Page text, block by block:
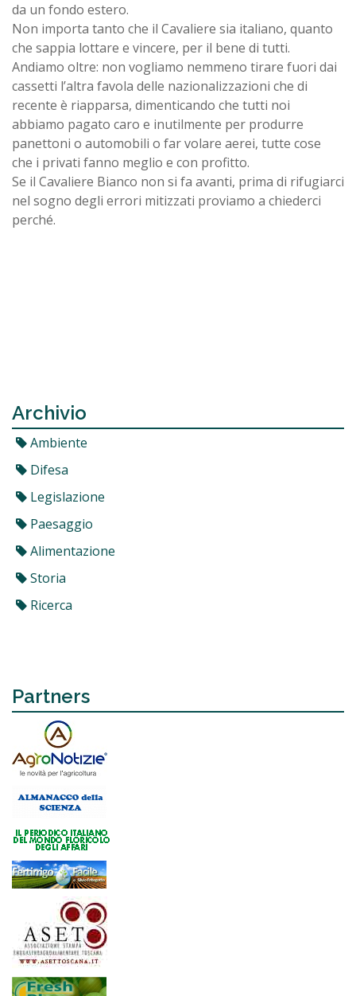
da un fondo estero.
Non importa tanto che il Cavaliere sia italiano, quanto
che sappia lottare e vincere, per il bene di tutti.
Andiamo oltre: non vogliamo nemmeno tirare fuori dai
cassetti l’altra favola delle nazionalizzazioni che di
recente è riapparsa, dimenticando che tutti noi
abbiamo pagato caro e inutilmente per produrre
panettoni o automobili o far volare aerei, tutte cose
che i privati fanno meglio e con profitto.
Se il Cavaliere Bianco non si fa avanti, prima di rifugiarci
nel sogno degli errori mitizzati proviamo a chiederci
perché.
Archivio
Ambiente
Difesa
Legislazione
Paesaggio
Alimentazione
Storia
Ricerca
Partners